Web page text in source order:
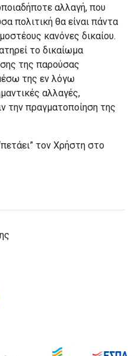
αλλαγή, που
πολιτική θα είναι πάντα
κανόνες δικαίου.
το δικαίωμα
της παρούσας
της εν λόγω
αλλαγές,
την πραγματοποίηση της
τον Χρήστη στο